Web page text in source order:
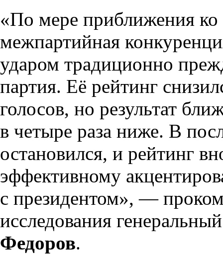
«По мере приближения ко
межпартийная
ударом традиционно
партия. Её рейтинг
голосов, но результат
в четыре раза ниже. В
остановился, и рейтинг
эффективному
с президентом», —
исследования
Федоров.